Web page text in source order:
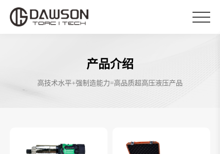
产品介绍
高技术水平+强制造能力=高品质超高压液压产品